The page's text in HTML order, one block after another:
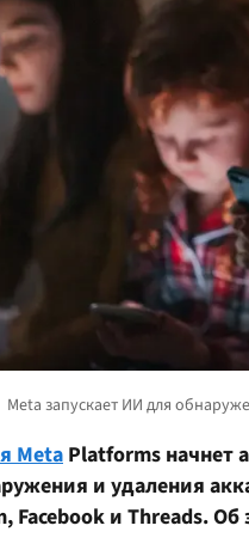
Meta Platforms начнет
и удаления
Facebook и Threads.